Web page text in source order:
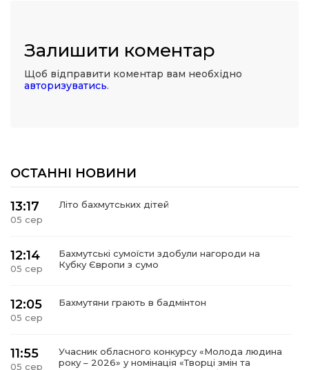
Залишити коментар
Щоб відправити коментар вам необхідно
авторизуватись.
ОСТАННІ НОВИНИ
13:17
05 сер
Літо бахмутських дітей
12:14
05 сер
Бахмутські сумоїсти здобули нагороди на
Кубку Європи з сумо
12:05
05 сер
Бахмутяни грають в бадмінтон
11:55
05 сер
Учасник обласного конкурсу «Молода людина
року – 2026» у номінація «Творці змін та